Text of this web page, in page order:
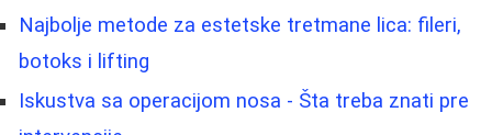
Najbolje metode za estetske tretmane lica: fileri,
botoks i lifting
Iskustva sa operacijom nosa - Šta treba znati pre